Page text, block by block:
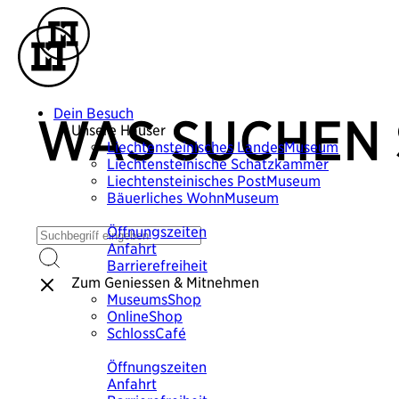
Dein Besuch
Unsere Häuser
LiechtensteinischesLandesMuseum
LiechtensteinischeSchatzkammer
Liechtensteinisches PostMuseum
Bäuerliches WohnMuseum
Öffnungszeiten
Anfahrt
Barrierefreiheit
Zum Geniessen & Mitnehmen
MuseumsShop
OnlineShop
SchlossCafé
Öffnungszeiten
Anfahrt
WAS SUCHEN